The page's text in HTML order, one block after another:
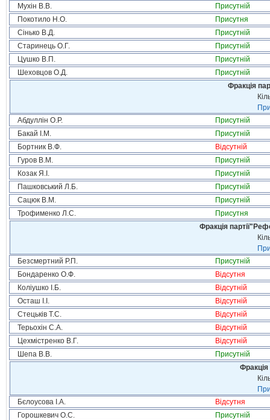
Мухін В.В.
Присутній
Покотило Н.О.
Присутня
Сінько В.Д.
Присутній
Старинець О.Г.
Присутній
Цушко В.П.
Присутній
Шеховцов О.Д.
Присутній
Фракція
Абдуллін О.Р.
Присутній
Бакай І.М.
Присутній
Бортник В.Ф.
Відсутній
Гуров В.М.
Присутній
Козак Я.І.
Присутній
Пашковський Л.Б.
Присутній
Сацюк В.М.
Присутній
Трофименко Л.С.
Присутня
Фракція
Безсмертний Р.П.
Присутній
Бондаренко О.Ф.
Відсутня
Коліушко І.Б.
Відсутній
Осташ І.І.
Відсутній
Стецьків Т.С.
Відсутній
Терьохін С.А.
Відсутній
Цехмістренко В.Г.
Відсутній
Шепа В.В.
Присутній
Фракція
Бєлоусова І.А.
Відсутня
Горошкевич О.С.
Присутній